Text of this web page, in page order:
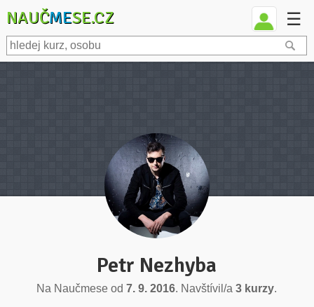
NAUČMESE.CZ ☰
Petr Nezhyba
Na Naučmese od7. 9. 2016. Navštívil/a3 kurzy.